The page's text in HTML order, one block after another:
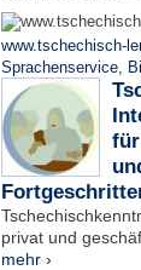
www.tschechisch-
Sprachenservice,
privat und
mehr ›